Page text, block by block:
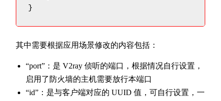
}
其中需要根据应用场景修改的内容包括：
“port”：是 V2ray 侦听的端口，根据情况自行设置，
启用了防火墙的主机需要放行本端口
“id”：是与客户端对应的 UUID 值，可自行设置，一